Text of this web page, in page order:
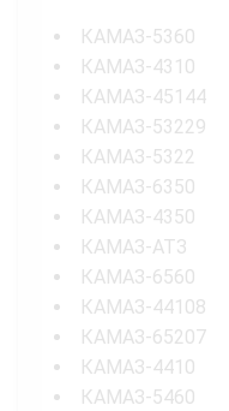
КАМАЗ-5360
КАМАЗ-4310
КАМАЗ-45144
КАМАЗ-53229
КАМАЗ-5322
КАМАЗ-6350
КАМАЗ-4350
КАМАЗ-АТЗ
КАМАЗ-6560
КАМАЗ-44108
КАМАЗ-65207
КАМАЗ-4410
КАМАЗ-5460